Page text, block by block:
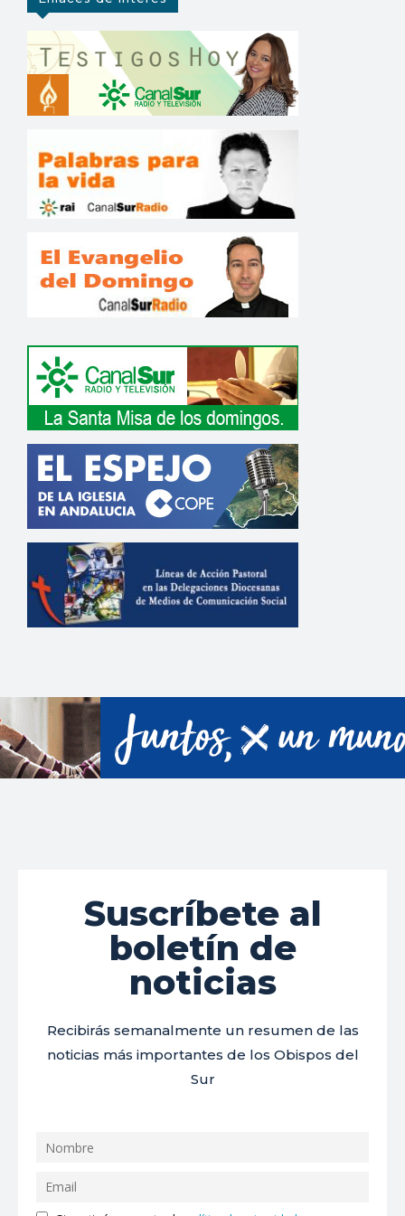
Suscríbete al
boletín de
noticias
Recibirás semanalmente un resumen de las
noticias más importantes de los Obispos del
Sur